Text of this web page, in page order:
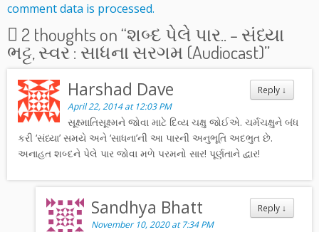
comment data is processed.
2 thoughts on “શબ્દ પેલે પાર.. – સંધ્યા
ભટ્ટ, સ્વર : સાધના સરગમ (Audiocast)”
Reply ↓
Harshad Dave
April 22, 2014 at 12:03 PM
સૂક્ષ્માતિસૂક્ષ્મને જોવા માટે દિવ્ય ચક્ષુ જોઈએ. ચર્મચક્ષુને બંધ
કરી ‘સંધ્યા’ સમયે અને ‘સાધના’ની આ પારની અનુભૂતિ અદભુત છે.
અનાહત શબ્દને પેલે પાર જોવા મળે પરમનો સાર! પૂર્ણતાને દ્વાર!
Reply ↓
Sandhya Bhatt
November 10, 2020 at 7:34 PM